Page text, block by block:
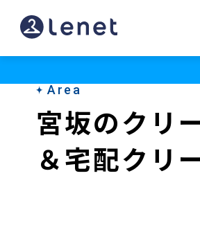
宮
坂
Area
宮坂のクリ
＆宅配クリ